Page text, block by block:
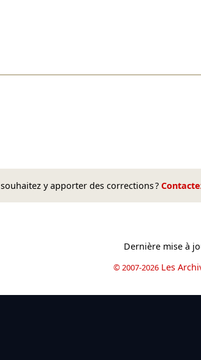
y apporter des corrections ?
Dernière mise à
© 2007-2026 Les